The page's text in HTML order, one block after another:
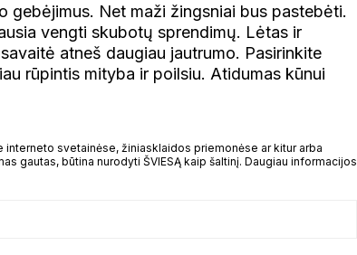
Net maži žingsniai bus pastebėti.
vengti skubotų sprendimų. Lėtas ir
atneš daugiau jautrumo. Pasirinkite
rūpintis mityba ir poilsiu. Atidumas kūnui
svetainėse, žiniasklaidos priemonėse ar kitur arba
gautas, būtina nurodyti ŠVIESĄ kaip šaltinį. Daugiau informacijos